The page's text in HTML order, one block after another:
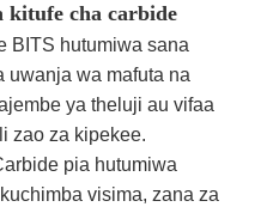
kitufe cha carbide
BITS hutumiwa sana
uwanja wa mafuta na
ya theluji au vifaa
zao za kipekee.
pia hutumiwa
visima, zana za